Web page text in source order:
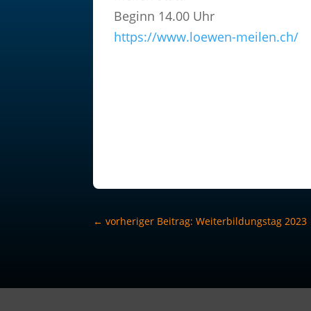
Beginn 14.00 Uhr
https://www.loewen-meilen.ch/
←vorheriger Beitrag: Weiterbildungstag 2023